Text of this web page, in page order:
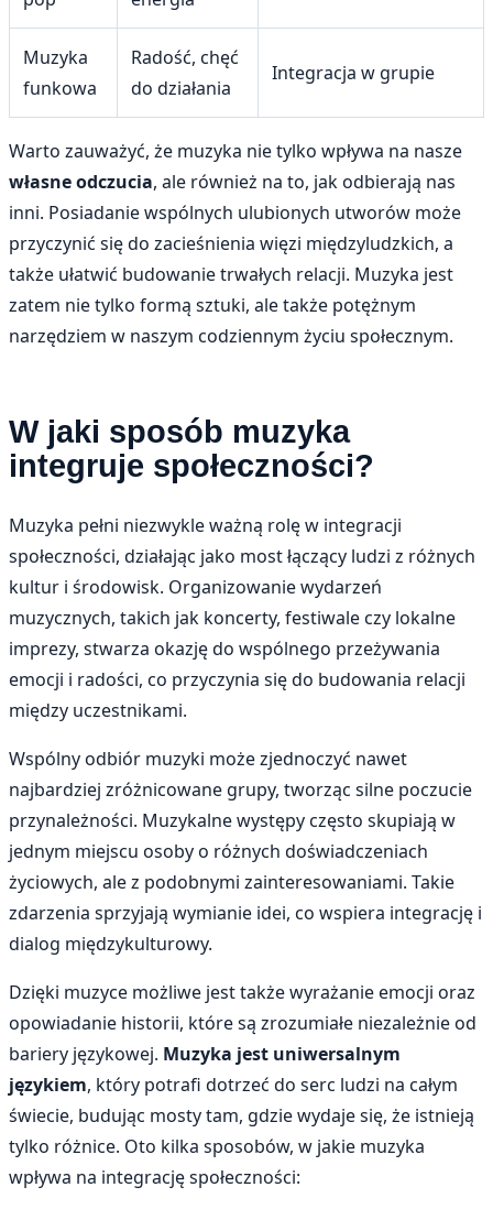
Muzyka
funkowa
Radość, chęć
do działania
Integracja w grupie
Warto zauważyć, że muzyka nie tylko wpływa na nasze
własne odczucia, ale również na to, jak odbierają nas
inni. Posiadanie wspólnych ulubionych utworów może
przyczynić się do zacieśnienia więzi międzyludzkich, a
także ułatwić budowanie trwałych relacji. Muzyka jest
zatem nie tylko formą sztuki, ale także potężnym
narzędziem w naszym codziennym życiu społecznym.
W jaki sposób muzyka
integruje społeczności?
Muzyka pełni niezwykle ważną rolę w integracji
społeczności, działając jako most łączący ludzi z różnych
kultur i środowisk. Organizowanie wydarzeń
muzycznych, takich jak koncerty, festiwale czy lokalne
imprezy, stwarza okazję do wspólnego przeżywania
emocji i radości, co przyczynia się do budowania relacji
między uczestnikami.
Wspólny odbiór muzyki może zjednoczyć nawet
najbardziej zróżnicowane grupy, tworząc silne poczucie
przynależności. Muzykalne występy często skupiają w
jednym miejscu osoby o różnych doświadczeniach
życiowych, ale z podobnymi zainteresowaniami. Takie
zdarzenia sprzyjają wymianie idei, co wspiera integrację i
dialog międzykulturowy.
Dzięki muzyce możliwe jest także wyrażanie emocji oraz
opowiadanie historii, które są zrozumiałe niezależnie od
bariery językowej. Muzyka jest uniwersalnym
językiem, który potrafi dotrzeć do serc ludzi na całym
świecie, budując mosty tam, gdzie wydaje się, że istnieją
tylko różnice. Oto kilka sposobów, w jakie muzyka
wpływa na integrację społeczności: